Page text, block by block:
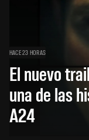
HACE 23 HORAS
El nuevo
una de las
A24